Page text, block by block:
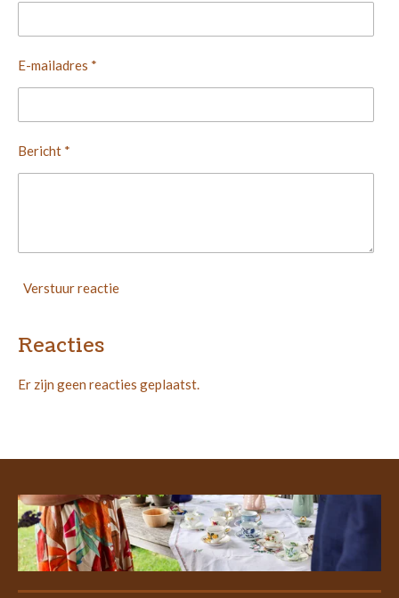
E-mailadres *
Bericht *
Verstuur reactie
Reacties
Er zijn geen reacties geplaatst.